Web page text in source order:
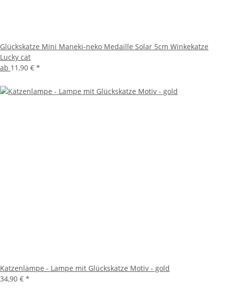
Glückskatze Mini Maneki-neko Medaille Solar 5cm Winkekatze
Lucky cat
ab 11,90 € *
Katzenlampe - Lampe mit Glückskatze Motiv - gold
34,90 € *